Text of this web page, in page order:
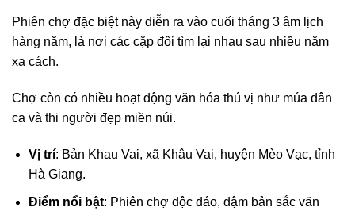
Phiên chợ đặc biệt này diễn ra vào cuối tháng 3 âm lịch
hàng năm, là nơi các cặp đôi tìm lại nhau sau nhiều năm
xa cách.
Chợ còn có nhiều hoạt động văn hóa thú vị như múa dân
ca và thi người đẹp miền núi.
Vị trí: Bản Khau Vai, xã Khâu Vai, huyện Mèo Vạc, tỉnh
Hà Giang.
Điểm nổi bật: Phiên chợ độc đáo, đậm bản sắc văn